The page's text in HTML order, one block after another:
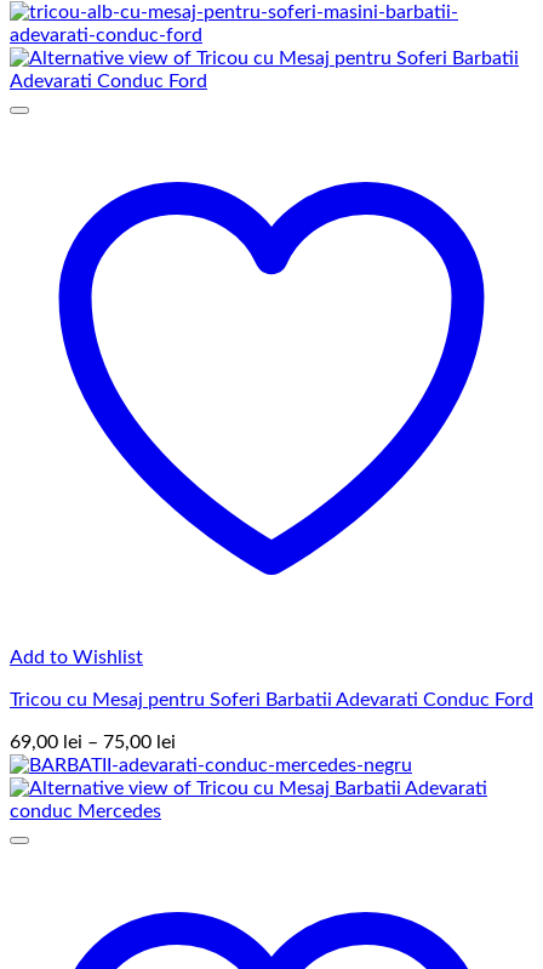
de
prețuri:
69,00 lei
până
Add to Wishlist
Tricou cu Mesaj pentru Soferi Barbatii Adevarati Conduc Ford
69,00 lei – 75,00 lei
de
prețuri: